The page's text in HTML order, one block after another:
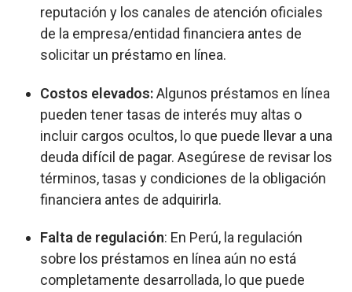
reputación y los canales de atención oficiales
de la empresa/entidad financiera antes de
solicitar un préstamo en línea.
Costos elevados:Algunos préstamos en línea
pueden tener tasas de interés muy altas o
incluir cargos ocultos, lo que puede llevar a una
deuda difícil de pagar. Asegúrese de revisar los
términos, tasas y condiciones de la obligación
financiera antes de adquirirla.
Falta de regulación: En Perú, la regulación
sobre los préstamos en línea aún no está
completamente desarrollada, lo que puede